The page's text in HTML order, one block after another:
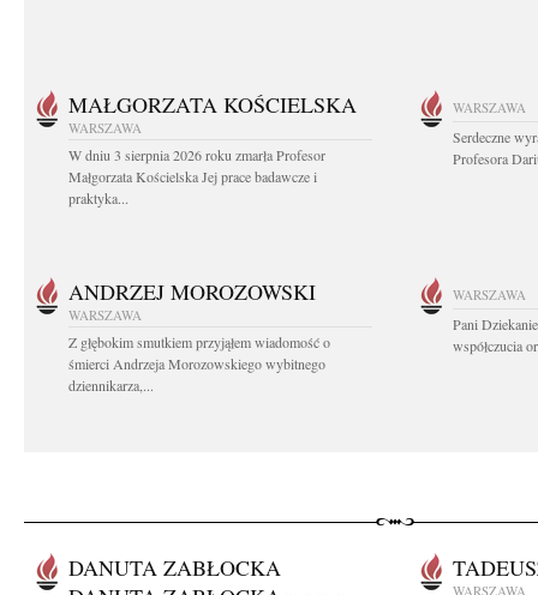
MAŁGORZATA KOŚCIELSKA
WARSZAWA
W dniu 3 sierpnia 2026 roku zmarła Profesor
Małgorzata Kościelska Jej prace badawcze i
praktyka...
WARSZAWA
Serdeczne
Profesora
ANDRZEJ MOROZOWSKI
WARSZAWA
Z głębokim smutkiem przyjąłem wiadomość o
śmierci Andrzeja Morozowskiego wybitnego
dziennikarza,...
WARSZAWA
Pani
współczucia
DANUTA ZABŁOCKA
WARSZAWA